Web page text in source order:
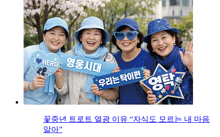
꽃중년 트로트 열광 이유 “자식도 모르는 내 마음
알아”